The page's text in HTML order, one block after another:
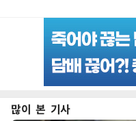
많이 본 기사